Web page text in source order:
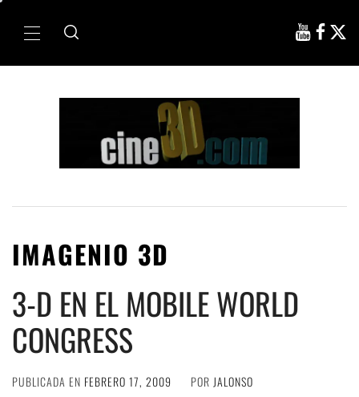
Menú
IMAGENIO 3D
3-D EN EL MOBILE WORLD
CONGRESS
PUBLICADA EN FEBRERO 17, 2009 POR JALONSO